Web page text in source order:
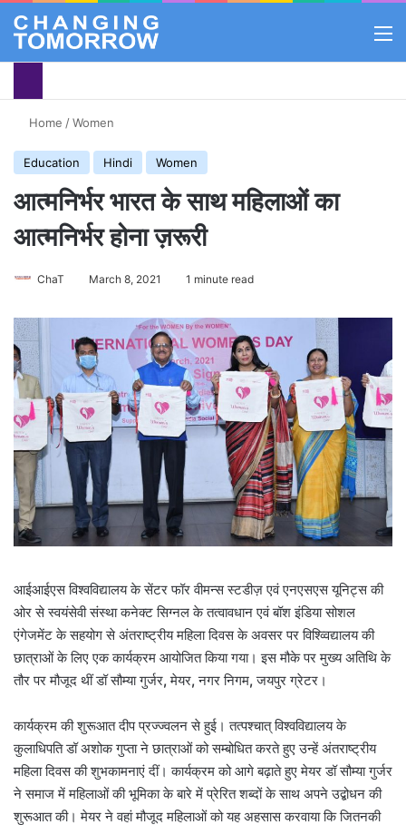
Home /Women
Education Hindi Women
आत्मनिर्भर भारत के साथ महिलाओं का
आत्मनिर्भर होना ज़रूरी
ChaT March 8, 2021 1 minute read
आईआईएस विश्वविद्यालय के सेंटर फॉर वीमन्स स्टडीज़ एवं एनएसएस यूनिट्स की
ओर से स्वयंसेवी संस्था कनेक्ट सिग्नल के तत्वावधान एवं बॉश इंडिया सोशल
एंगेजमेंट के सहयोग से अंतराष्ट्रीय महिला दिवस के अवसर पर विश्व्विद्यालय की
छात्राओं के लिए एक कार्यक्रम आयोजित किया गया। इस मौके पर मुख्य अतिथि के
तौर पर मौजूद थीं डॉ सौम्या गुर्जर,मेयर,नगर निगम,जयपुर ग्रेटर।
कार्यक्रम की शुरूआत दीप प्रज्ज्वलन से हुई। तत्पश्चात् विश्वविद्यालय के
कुलाधिपति डॉ अशोक गुप्ता ने छात्राओं को सम्बोधित करते हुए उन्हें अंतराष्ट्रीय
महिला दिवस की शुभकामनाएं दीं। कार्यक्रम को आगे बढ़ाते हुए मेयर डॉ सौम्या गुर्जर
ने समाज में महिलाओं की भूमिका के बारे में प्रेरित शब्दों के साथ अपने उद्बोधन की
शुरूआत की। मेयर ने वहां मौजूद महिलाओं को यह अहसास करवाया कि जितनकी